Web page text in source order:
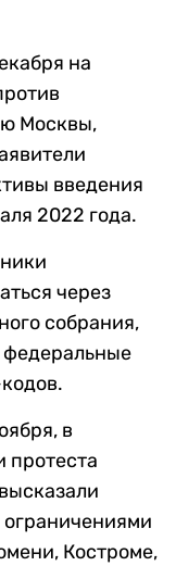
на
Москвы,
введения
2022 года.
через
собрания,
федеральные
в
протеста
Костроме,